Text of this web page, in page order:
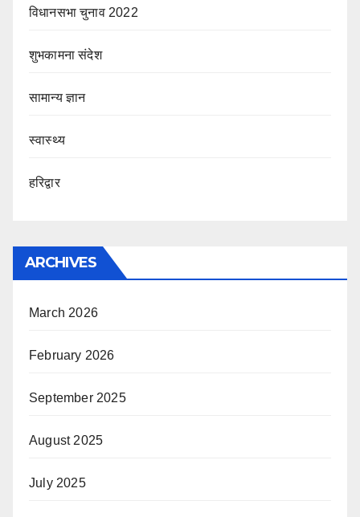
विधानसभा चुनाव 2022
शुभकामना संदेश
सामान्य ज्ञान
स्वास्थ्य
हरिद्वार
ARCHIVES
March 2026
February 2026
September 2025
August 2025
July 2025